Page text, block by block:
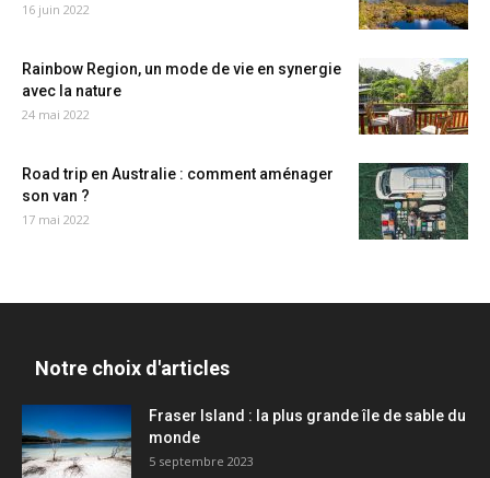
16 juin 2022
Rainbow Region, un mode de vie en synergie
avec la nature
24 mai 2022
Road trip en Australie : comment aménager
son van ?
17 mai 2022
Notre choix d'articles
Fraser Island : la plus grande île de sable du
monde
5 septembre 2023